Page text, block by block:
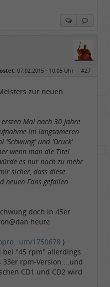
07.02.2015 - 10:05 Uhr · #27
zur neuen
Mal nach 30 Jahre
im langsameren
'Schwung' und 'Druck'
wenn man die Titel
es nur noch zu mehr
sicher, dass diese
neuen Fans gefallen
doch in 45er
heute
1750678 )
bei "45 rpm" allerdings
rpm-Version....und
CD1 und CD2 wird